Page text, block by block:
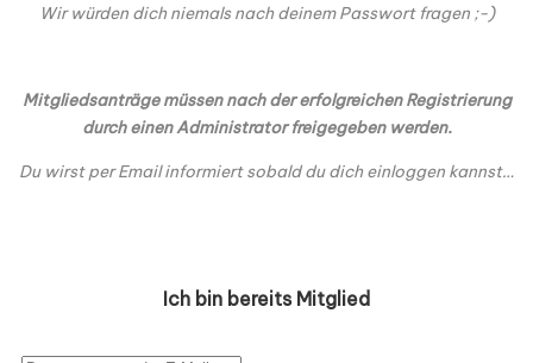
Wir würden dich niemals nach deinem Passwort fragen ;-)
Mitgliedsanträge müssen nach der erfolgreichen Registrierung
durch einen Administrator freigegeben werden.
Du wirst per Email informiert sobald du dich einloggen kannst…
Ich bin bereits Mitglied